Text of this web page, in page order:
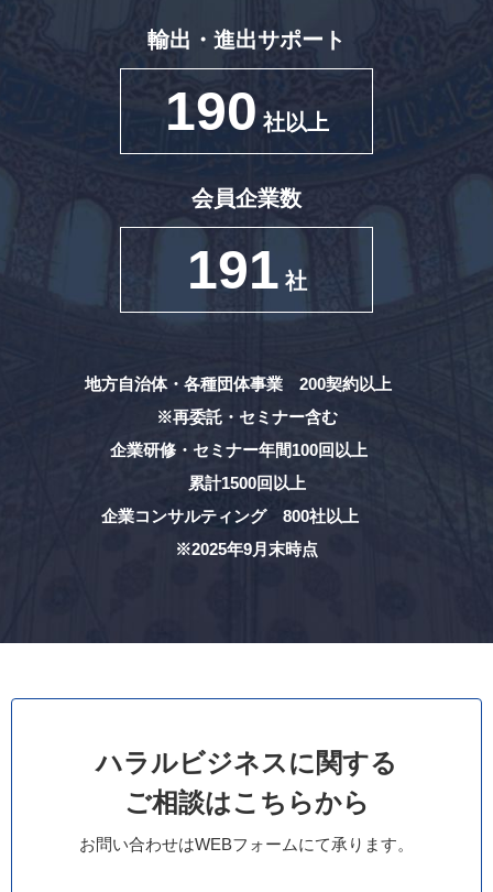
輸出・進出サポート
190 社以上
会員企業数
191 社
地方自治体・各種団体事業 200契約以上
※再委託・セミナー含む
企業研修・セミナー年間100回以上
累計1500回以上
企業コンサルティング 800社以上
※2025年9月末時点
ハラルビジネスに関する
ご相談はこちらから
お問い合わせはWEBフォームにて承ります。